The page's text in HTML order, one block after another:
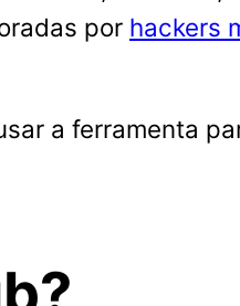
por hackers
a ferramenta